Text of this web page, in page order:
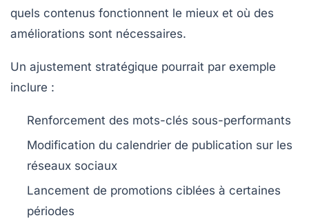
quels contenus fonctionnent le mieux et où des
améliorations sont nécessaires.
Un ajustement stratégique pourrait par exemple
inclure :
Renforcement des mots-clés sous-performants
Modification du calendrier de publication sur les
réseaux sociaux
Lancement de promotions ciblées à certaines
périodes